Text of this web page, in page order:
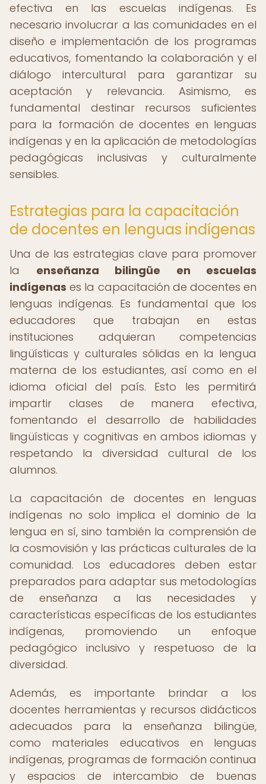
efectiva en las escuelas indígenas. Es
necesario involucrar a las comunidades en el
diseño e implementación de los programas
educativos, fomentando la colaboración y el
diálogo intercultural para garantizar su
aceptación y relevancia. Asimismo, es
fundamental destinar recursos suficientes
para la formación de docentes en lenguas
indígenas y en la aplicación de metodologías
pedagógicas inclusivas y culturalmente
sensibles.
Estrategias para la capacitación
de docentes en lenguas indígenas
Una de las estrategias clave para promover
la enseñanza bilingüe en escuelas
indígenas es la capacitación de docentes en
lenguas indígenas. Es fundamental que los
educadores que trabajan en estas
instituciones adquieran competencias
lingüísticas y culturales sólidas en la lengua
materna de los estudiantes, así como en el
idioma oficial del país. Esto les permitirá
impartir clases de manera efectiva,
fomentando el desarrollo de habilidades
lingüísticas y cognitivas en ambos idiomas y
respetando la diversidad cultural de los
alumnos.
La capacitación de docentes en lenguas
indígenas no solo implica el dominio de la
lengua en sí, sino también la comprensión de
la cosmovisión y las prácticas culturales de la
comunidad. Los educadores deben estar
preparados para adaptar sus metodologías
de enseñanza a las necesidades y
características específicas de los estudiantes
indígenas, promoviendo un enfoque
pedagógico inclusivo y respetuoso de la
diversidad.
Además, es importante brindar a los
docentes herramientas y recursos didácticos
adecuados para la enseñanza bilingüe,
como materiales educativos en lenguas
indígenas, programas de formación continua
y espacios de intercambio de buenas